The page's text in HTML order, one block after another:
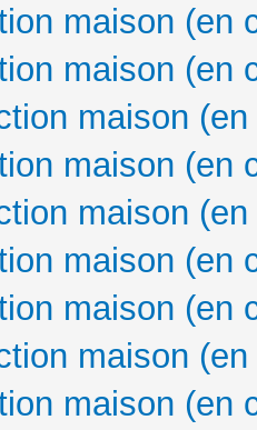
maison (en
maison (en
maison
maison (en
maison
maison (en
maison (en
maison
maison (en